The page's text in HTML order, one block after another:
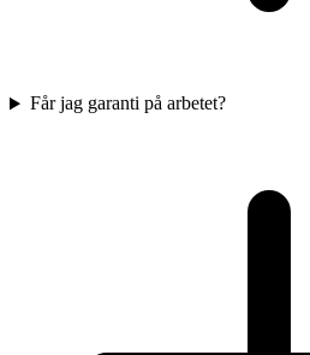
Får jag garanti på arbetet?